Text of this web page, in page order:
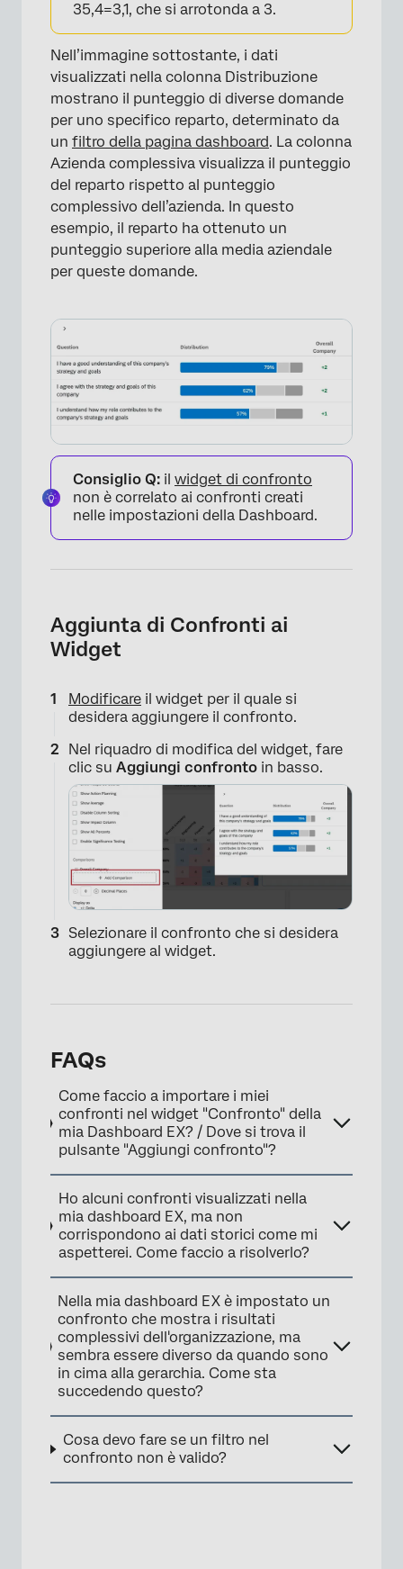
35,4=3,1, che si arrotonda a 3.
Nell’immagine sottostante, i dati
visualizzati nella colonna Distribuzione
mostrano il punteggio di diverse domande
per uno specifico reparto, determinato da
un filtro della pagina dashboard. La colonna
Azienda complessiva visualizza il punteggio
del reparto rispetto al punteggio
complessivo dell’azienda. In questo
esempio, il reparto ha ottenuto un
punteggio superiore alla media aziendale
per queste domande.
Consiglio Q: il widget di confronto
non è correlato ai confronti creati
nelle impostazioni della Dashboard.
Aggiunta di Confronti ai
Widget
Modificare il widget per il quale si
desidera aggiungere il confronto.
Nel riquadro di modifica del widget, fare
clic su Aggiungi confronto in basso.
Selezionare il confronto che si desidera
aggiungere al widget.
FAQs
Come faccio a importare i miei
confronti nel widget "Confronto" della
mia Dashboard EX? / Dove si trova il
pulsante "Aggiungi confronto"?
Ho alcuni confronti visualizzati nella
mia dashboard EX, ma non
corrispondono ai dati storici come mi
aspetterei. Come faccio a risolverlo?
Nella mia dashboard EX è impostato un
confronto che mostra i risultati
complessivi dell'organizzazione, ma
sembra essere diverso da quando sono
in cima alla gerarchia. Come sta
succedendo questo?
Cosa devo fare se un filtro nel
confronto non è valido?